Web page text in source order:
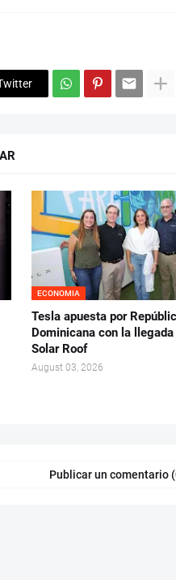
ECONOMIA
Tesla apuesta por
Dominicana con la llegada
Solar Roof
August 03, 2026
Publicar un comentario